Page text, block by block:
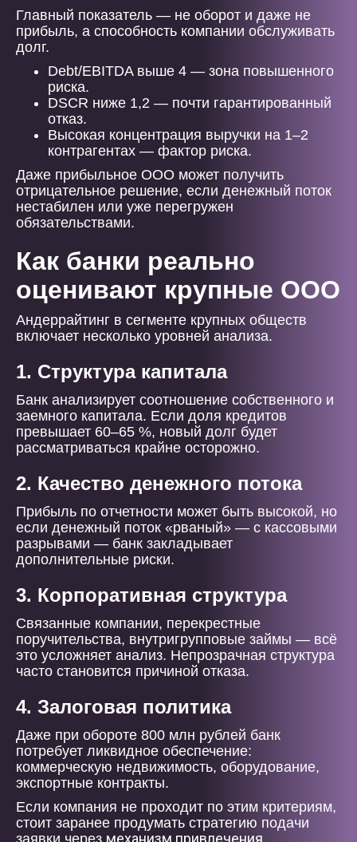
Главный показатель — не оборот и даже не
прибыль, а способность компании обслуживать
долг.
Debt/EBITDA выше 4 — зона повышенного
риска.
DSCR ниже 1,2 — почти гарантированный
отказ.
Высокая концентрация выручки на 1–2
контрагентах — фактор риска.
Даже прибыльное ООО может получить
отрицательное решение, если денежный поток
нестабилен или уже перегружен
обязательствами.
Как банки реально
оценивают крупные ООО
Андеррайтинг в сегменте крупных обществ
включает несколько уровней анализа.
1. Структура капитала
Банк анализирует соотношение собственного и
заемного капитала. Если доля кредитов
превышает 60–65 %, новый долг будет
рассматриваться крайне осторожно.
2. Качество денежного потока
Прибыль по отчетности может быть высокой, но
если денежный поток «рваный» — с кассовыми
разрывами — банк закладывает
дополнительные риски.
3. Корпоративная структура
Связанные компании, перекрестные
поручительства, внутригрупповые займы — всё
это усложняет анализ. Непрозрачная структура
часто становится причиной отказа.
4. Залоговая политика
Даже при обороте 800 млн рублей банк
потребует ликвидное обеспечение:
коммерческую недвижимость, оборудование,
экспортные контракты.
Если компания не проходит по этим критериям,
стоит заранее продумать стратегию подачи
заявки через механизм привлечения